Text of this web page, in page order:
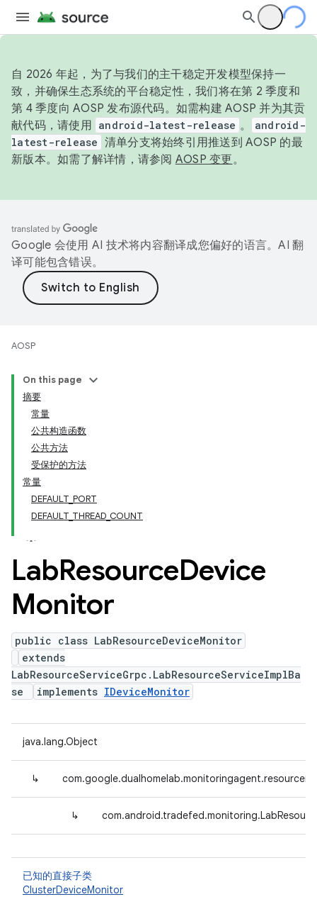
自 2026 年起，为了与我们的主干稳定开发模型保持一
致，并确保生态系统的平台稳定性，我们将在第 2 季度和
第 4 季度向 AOSP 发布源代码。如需构建 AOSP 并为其贡
献代码，请使用 android-latest-release 。
android-
latest-release 清单分支将始终引用推送到 AOSP 的最
新版本。如需了解详情，请参阅 AOSP 变更。
Google 会使用 AI 技术将内容翻译成您偏好的语言。AI 翻
译可能包含错误。
AOSP
On this page
摘要
常量
公共构造函数
公共方法
受保护的方法
常量
DEFAULT_PORT
DEFAULT_THREAD_COUNT
LabResourceDevice
Monitor
public class LabResourceDeviceMonitor
extends
LabResourceServiceGrpc.LabResourceServiceImplBa
se
implements IDeviceMonitor
java.lang.Object
↳
↳
已知的直接子类
ClusterDeviceMonitor